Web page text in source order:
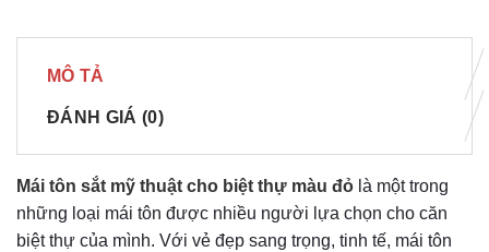
MÔ TẢ
ĐÁNH GIÁ (0)
Mái tôn sắt mỹ thuật cho biệt thự màu đỏ là một trong
những loại mái tôn được nhiều người lựa chọn cho căn
biệt thự của mình. Với vẻ đẹp sang trọng, tinh tế, mái tôn